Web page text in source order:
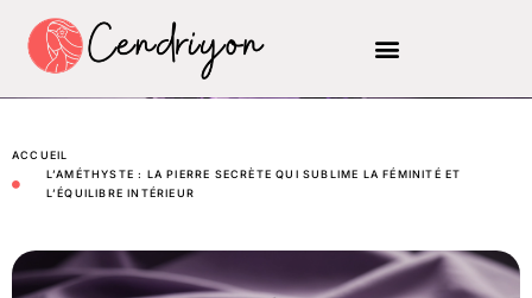
ACCUEIL
L’AMÉTHYSTE : LA PIERRE SECRÈTE QUI SUBLIME LA FÉMINITÉ ET
L’ÉQUILIBRE INTÉRIEUR